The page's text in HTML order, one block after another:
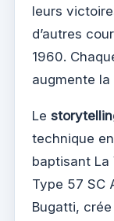
leurs
d’autres
1960.
augmente
Le
technique
baptisant La
Type 57 SC
Bugatti,